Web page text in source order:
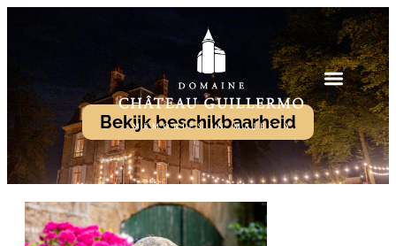
Bekijk beschikbaarheid